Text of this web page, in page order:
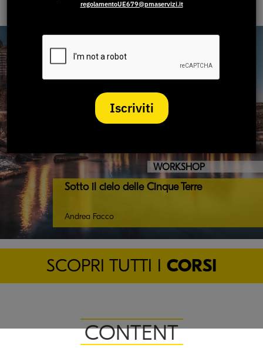
WORKSHOP
Sotto il cielo delle Cinque Terre
Andrea Facco
SCOPRI TUTTI I CORSI
CONTENT
regolamentoUE679@pmaservizi.it
Iscriviti